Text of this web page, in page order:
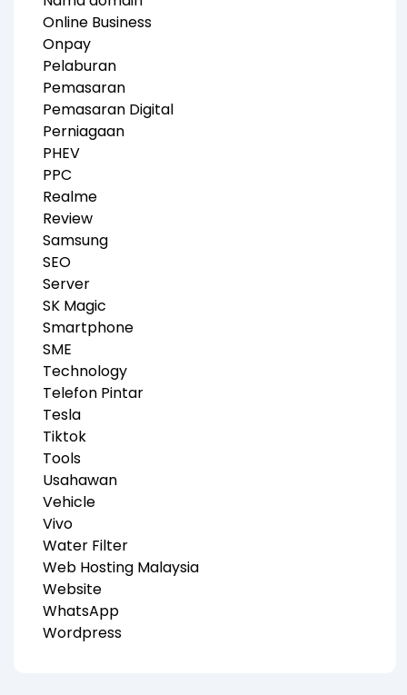
Online Business
Onpay
Pelaburan
Pemasaran
Pemasaran Digital
Perniagaan
PHEV
PPC
Realme
Review
Samsung
SEO
Server
SK Magic
Smartphone
SME
Technology
Telefon Pintar
Tesla
Tiktok
Tools
Usahawan
Vehicle
Vivo
Water Filter
Web Hosting Malaysia
Website
WhatsApp
Wordpress